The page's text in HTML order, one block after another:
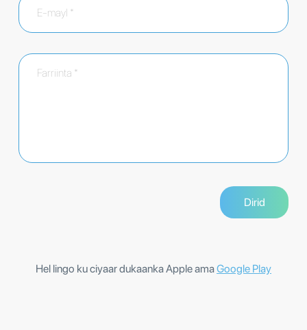
Hel lingo ku ciyaar dukaanka Apple amaGoogle Play